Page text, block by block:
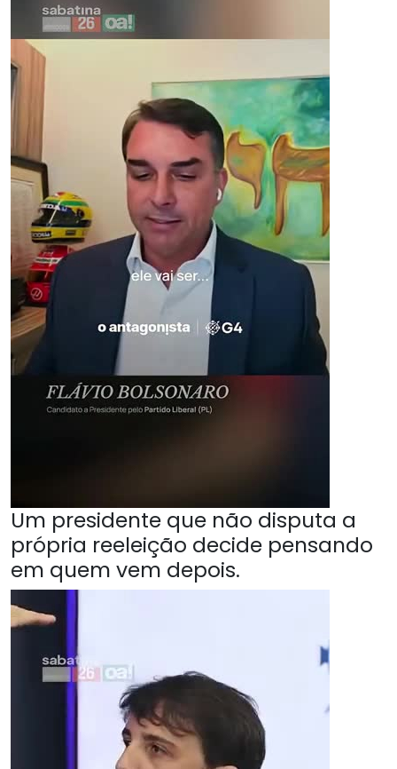
Um presidente que não disputa a
própria reeleição decide pensando
em quem vem depois.